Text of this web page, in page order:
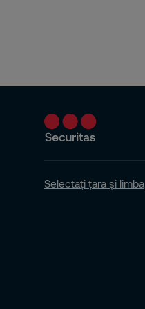
MySecuritas
Selectați țara și limba